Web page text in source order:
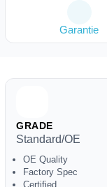
Garantie
GRADE
Standard/OE
OE Quality
Factory Spec
Certified